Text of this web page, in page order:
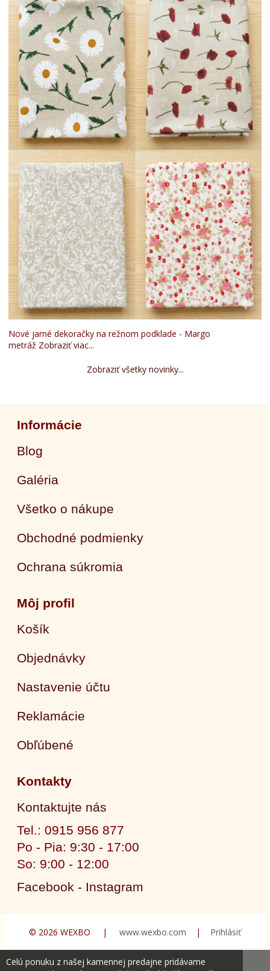
Nové jarné dekoračky na režnom podklade - Margo
metráž Zobraziť viac...
Zobraziť všetky novinky...
Informácie
Blog
Galéria
Všetko o nákupe
Obchodné podmienky
Ochrana súkromia
Môj profil
Košík
Objednávky
Nastavenie účtu
Reklamácie
Obľúbené
Kontakty
Kontaktujte nás
Tel.: 0915 956 877
Po - Pia: 9:30 - 17:00
So: 9:00 - 12:00
Facebook - Instagram
© 2026 WEXBO | www.wexbo.com | Prihlásiť
Celú ponuku z našej kamennej predajne pridávame